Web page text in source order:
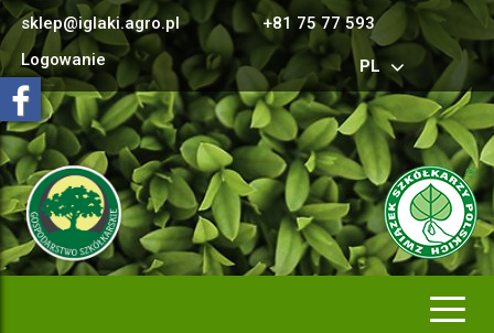
sklep@iglaki.agro.pl
+81 75 77 593
Logowanie
PL